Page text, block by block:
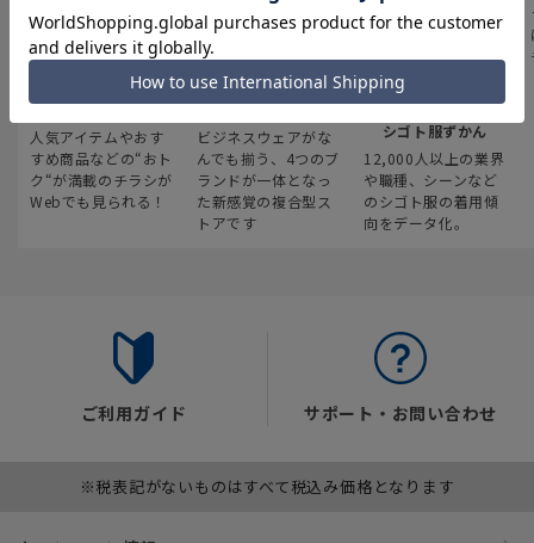
最新のお買い得情報
人気アイテムやおす
すめ商品などの“おト
ク“が満載のチラシが
Webでも見られる！
スーツスクエア
ビジネスウェアがな
んでも揃う、4つのブ
ランドが一体となっ
た新感覚の複合型ス
トアです
みんなの
シゴト服ずかん
12,000人以上の業界
や職種、シーンなど
のシゴト服の着用傾
向をデータ化。
ご利用ガイド サポート・お問い合わせ
※税表記がないものはすべて税込み価格となります